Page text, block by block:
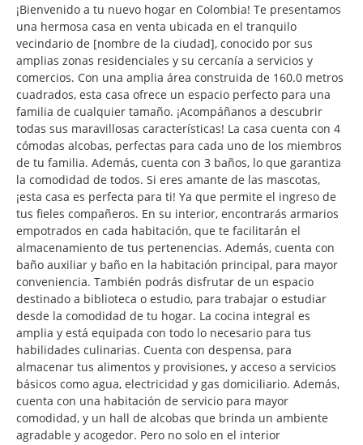
¡Bienvenido a tu nuevo hogar en Colombia! Te presentamos
una hermosa casa en venta ubicada en el tranquilo
vecindario de [nombre de la ciudad], conocido por sus
amplias zonas residenciales y su cercanía a servicios y
comercios. Con una amplia área construida de 160.0 metros
cuadrados, esta casa ofrece un espacio perfecto para una
familia de cualquier tamaño. ¡Acompáñanos a descubrir
todas sus maravillosas características! La casa cuenta con 4
cómodas alcobas, perfectas para cada uno de los miembros
de tu familia. Además, cuenta con 3 baños, lo que garantiza
la comodidad de todos. Si eres amante de las mascotas,
¡esta casa es perfecta para ti! Ya que permite el ingreso de
tus fieles compañeros. En su interior, encontrarás armarios
empotrados en cada habitación, que te facilitarán el
almacenamiento de tus pertenencias. Además, cuenta con
baño auxiliar y baño en la habitación principal, para mayor
conveniencia. También podrás disfrutar de un espacio
destinado a biblioteca o estudio, para trabajar o estudiar
desde la comodidad de tu hogar. La cocina integral es
amplia y está equipada con todo lo necesario para tus
habilidades culinarias. Cuenta con despensa, para
almacenar tus alimentos y provisiones, y acceso a servicios
básicos como agua, electricidad y gas domiciliario. Además,
cuenta con una habitación de servicio para mayor
comodidad, y un hall de alcobas que brinda un ambiente
agradable y acogedor. Pero no solo en el interior